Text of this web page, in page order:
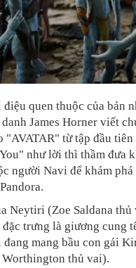
quen thuộc của bản
James Horner viết
từ tập đầu tiên
như lời thì thầm đưa
người Navi để khám
Neytiri (Zoe Saldana
trưng là giương cung
mang bầu con gái
thủ vai).